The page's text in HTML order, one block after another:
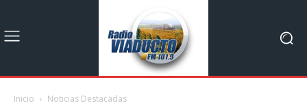
Inicio Noticias Destacadas